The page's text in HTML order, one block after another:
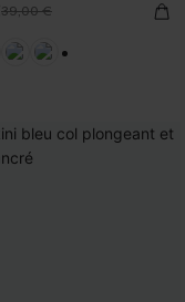
39,00 €